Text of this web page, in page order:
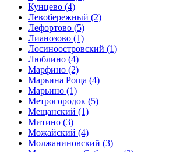
Кунцево (4)
Левобережный (2)
Лефортово (5)
Лианозово (1)
Лосиноостровский (1)
Люблино (4)
Марфино (2)
Марьина Роща (4)
Марьино (1)
Метрогородок (5)
Мещанский (1)
Митино (3)
Можайский (4)
Молжаниновский (3)